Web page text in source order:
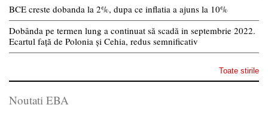
BCE creste dobanda la 2%, dupa ce inflatia a ajuns la 10%
Dobânda pe termen lung a continuat să scadă in septembrie 2022.
Ecartul față de Polonia și Cehia, redus semnificativ
Toate stirile
Noutati EBA